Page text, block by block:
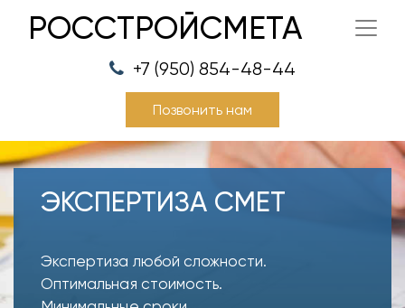
РОССТРОЙСМЕТА
+7 (950) 854-48-44
Позвонить нам
ЭКСПЕРТИЗА СМЕТ
Экспертиза любой сложности.
Оптимальная стоимость.